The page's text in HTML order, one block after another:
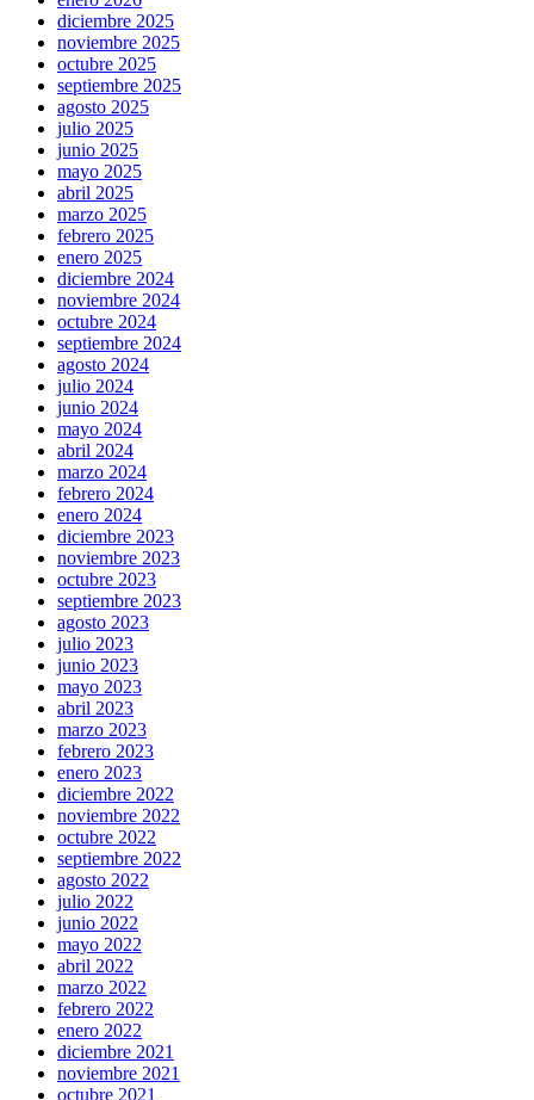
diciembre 2025
noviembre 2025
octubre 2025
septiembre 2025
agosto 2025
julio 2025
junio 2025
mayo 2025
abril 2025
marzo 2025
febrero 2025
enero 2025
diciembre 2024
noviembre 2024
octubre 2024
septiembre 2024
agosto 2024
julio 2024
junio 2024
mayo 2024
abril 2024
marzo 2024
febrero 2024
enero 2024
diciembre 2023
noviembre 2023
octubre 2023
septiembre 2023
agosto 2023
julio 2023
junio 2023
mayo 2023
abril 2023
marzo 2023
febrero 2023
enero 2023
diciembre 2022
noviembre 2022
octubre 2022
septiembre 2022
agosto 2022
julio 2022
junio 2022
mayo 2022
abril 2022
marzo 2022
febrero 2022
enero 2022
diciembre 2021
noviembre 2021
octubre 2021